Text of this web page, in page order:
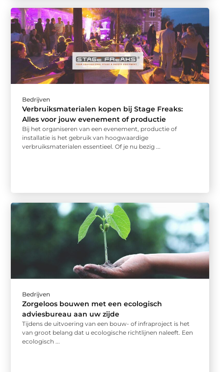
Bedrijven
Verbruiksmaterialen kopen bij Stage Freaks:
Alles voor jouw evenement of productie
Bij het organiseren van een evenement, productie of
installatie is het gebruik van hoogwaardige
verbruiksmaterialen essentieel. Of je nu bezig ...
Bedrijven
Zorgeloos bouwen met een ecologisch
adviesbureau aan uw zijde
Tijdens de uitvoering van een bouw- of infraproject is het
van groot belang dat u ecologische richtlijnen naleeft. Een
ecologisch ...